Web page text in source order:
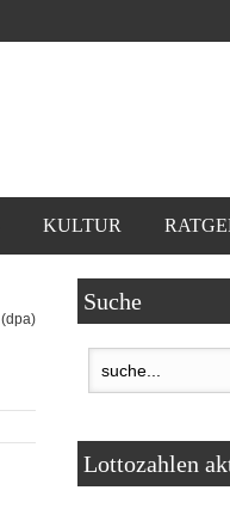
KULTUR
(dpa)
Suche
Lottozahlen